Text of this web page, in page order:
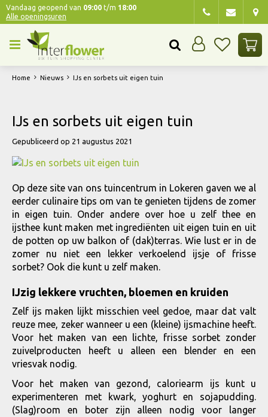
Home Nieuws IJs en sorbets uit eigen tuin
Vandaag geopend van 09:00 t/m 18:00
Alle openingsuren
IJs en sorbets uit eigen tuin
Gepubliceerd op 21 augustus 2021
Op deze site van ons tuincentrum in Lokeren gaven we al
eerder culinaire tips om van te genieten tijdens de zomer
in eigen tuin. Onder andere over hoe u zelf thee en
ijsthee kunt maken met ingrediënten uit eigen tuin en uit
de potten op uw balkon of (dak)terras. Wie lust er in de
zomer nu niet een lekker verkoelend ijsje of frisse
sorbet? Ook die kunt u zelf maken.
IJzig lekkere vruchten, bloemen en kruiden
Zelf ijs maken lijkt misschien veel gedoe, maar dat valt
reuze mee, zeker wanneer u een (kleine) ijsmachine heeft.
Voor het maken van een lichte, frisse sorbet zonder
zuivelproducten heeft u alleen een blender en een
vriesvak nodig.
Voor het maken van gezond, caloriearm ijs kunt u
experimenteren met kwark, yoghurt en sojapudding.
(Slag)room en boter zijn alleen nodig voor langer